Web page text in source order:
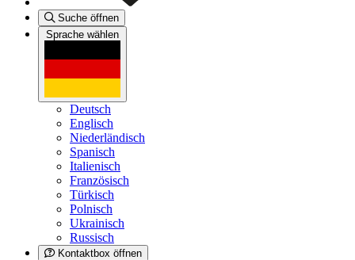
Suche öffnen
Sprache wählen
Deutsch
Englisch
Niederländisch
Spanisch
Italienisch
Französisch
Türkisch
Polnisch
Ukrainisch
Russisch
Kontaktbox öffnen